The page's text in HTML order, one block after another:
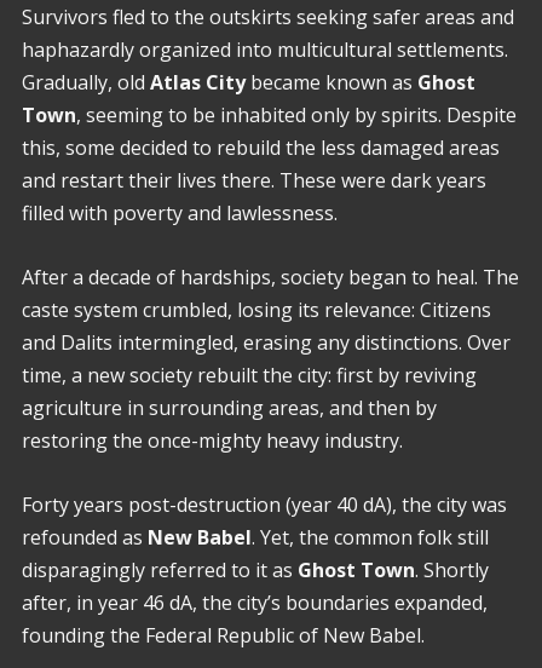
Survivors fled to the outskirts seeking safer areas and
haphazardly organized into multicultural settlements.
Gradually, old Atlas Citybecame known as Ghost
Town, seeming to be inhabited only by spirits. Despite
this, some decided to rebuild the less damaged areas
and restart their lives there. These were dark years
filled with poverty and lawlessness.
After a decade of hardships, society began to heal. The
caste system crumbled, losing its relevance: Citizens
and Dalits intermingled, erasing any distinctions. Over
time, a new society rebuilt the city: first by reviving
agriculture in surrounding areas, and then by
restoring the once-mighty heavy industry.
Forty years post-destruction (year 40 dA), the city was
refounded as New Babel. Yet, the common folk still
disparagingly referred to it as Ghost Town. Shortly
after, in year 46 dA, the city’s boundaries expanded,
founding the Federal Republic of New Babel.